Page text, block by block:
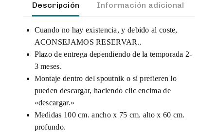
Descripción Información adicional
Cuando no hay existencia, y debido al coste,
ACONSEJAMOS RESERVAR..
Plazo de entrega dependiendo de la temporada 2-
3 meses.
Montaje dentro del spoutnik o si prefieren lo
pueden descargar, haciendo clic encima de
«descargar.»
Medidas 100 cm. ancho x 75 cm. alto x 60 cm.
profundo.